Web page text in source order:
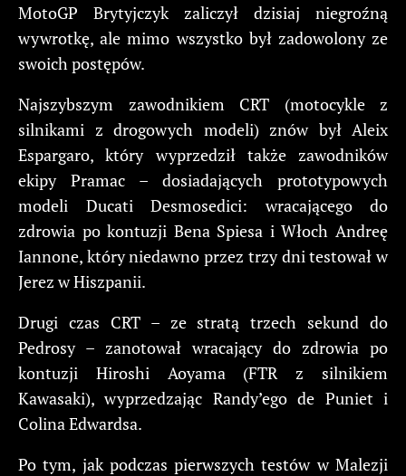
MotoGP Brytyjczyk zaliczył dzisiaj niegroźną
wywrotkę, ale mimo wszystko był zadowolony ze
swoich postępów.
Najszybszym zawodnikiem CRT (motocykle z
silnikami z drogowych modeli) znów był Aleix
Espargaro, który wyprzedził także zawodników
ekipy Pramac – dosiadających prototypowych
modeli Ducati Desmosedici: wracającego do
zdrowia po kontuzji Bena Spiesa i Włoch Andreę
Iannone, który niedawno przez trzy dni testował w
Jerez w Hiszpanii.
Drugi czas CRT – ze stratą trzech sekund do
Pedrosy – zanotował wracający do zdrowia po
kontuzji Hiroshi Aoyama (FTR z silnikiem
Kawasaki), wyprzedzając Randy’ego de Puniet i
Colina Edwardsa.
Po tym, jak podczas pierwszych testów w Malezji